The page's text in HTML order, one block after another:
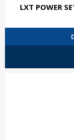
LXT POWER